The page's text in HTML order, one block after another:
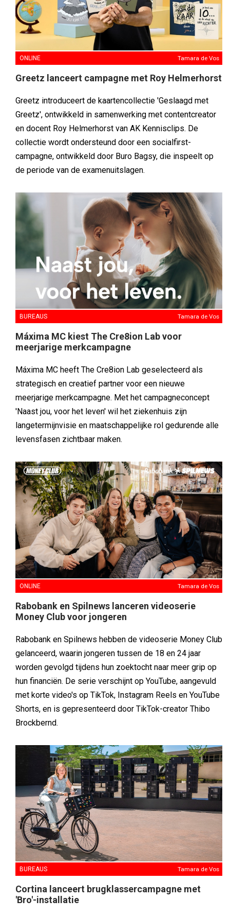
ONLINE Tamara de Vos
Greetz lanceert campagne met Roy Helmerhorst
Greetz introduceert de kaartencollectie 'Geslaagd met
Greetz', ontwikkeld in samenwerking met contentcreator
en docent Roy Helmerhorst van AK Kennisclips. De
collectie wordt ondersteund door een socialfirst-
campagne, ontwikkeld door Buro Bagsy, die inspeelt op
de periode van de examenuitslagen.
BUREAUS Tamara de Vos
Máxima MC kiest The Cre8ion Lab voor
meerjarige merkcampagne
Máxima MC heeft The Cre8ion Lab geselecteerd als
strategisch en creatief partner voor een nieuwe
meerjarige merkcampagne. Met het campagneconcept
'Naast jou, voor het leven' wil het ziekenhuis zijn
langetermijnvisie en maatschappelijke rol gedurende alle
levensfasen zichtbaar maken.
ONLINE Tamara de Vos
Rabobank en Spilnews lanceren videoserie
Money Club voor jongeren
Rabobank en Spilnews hebben de videoserie Money Club
gelanceerd, waarin jongeren tussen de 18 en 24 jaar
worden gevolgd tijdens hun zoektocht naar meer grip op
hun financiën. De serie verschijnt op YouTube, aangevuld
met korte video's op TikTok, Instagram Reels en YouTube
Shorts, en is gepresenteerd door TikTok-creator Thibo
Brockbernd.
BUREAUS Tamara de Vos
Cortina lanceert brugklassercampagne met
'Bro'-installatie